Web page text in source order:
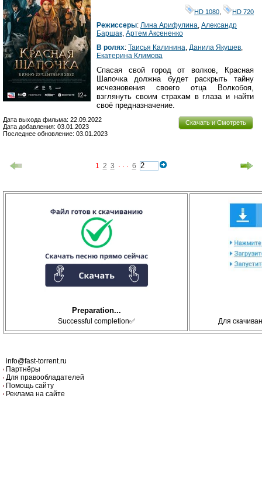
HD 1080 HD 720
Режиссеры: Лина Арифулина, Александр
Баршак, Артем Аксененко
В ролях: Таисья Калинина, Данила Якушев,
Екатерина Климова
Спасая свой город от волков, Красная
Шапочка должна будет раскрыть тайну
исчезновения своего отца Волкобоя,
взглянуть своим страхам в глаза и найти
своё предназначение.
Скачать и Смотреть
Дата выхода фильма: 22.09.2022
Дата добавления: 03.01.2023
Последнее обновление: 03.01.2023
1 2 3 · · · 6
Preparation...
Successful completion✅ Для
info@fast-torrent.ru
Партнёры
Для правообладателей
Помощь сайту
Реклама на сайте